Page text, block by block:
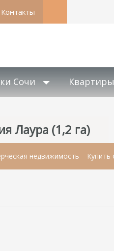
Контакты
Сочи Квартиры
Лаура (1,2 га)
недвижимость Купить